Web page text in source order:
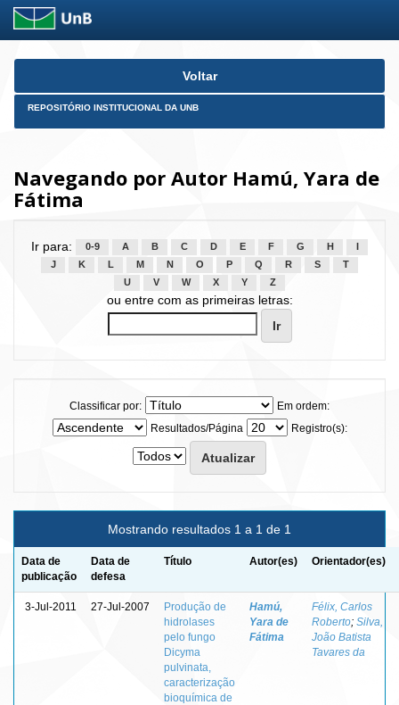
Skip
Voltar
REPOSITÓRIO INSTITUCIONAL DA UNB
Navegando por Autor Hamú, Yara de
Fátima
Ir para: 0-9 A B C D E F G H
J
K L M N O P Q R S
T
U
V W X Y Z
ou entre com as primeiras letras:
Classificar por:
Em ordem:
Resultados/Página
Registro(s):
Mostrando resultados 1 a 1 de 1
Data de
publicação
Data de
defesa
Título Autor(es) Orientador(es)
3-Jul-2011 27-Jul-2007
Produção de
hidrolases
pelo fungo
Dicyma
pulvinata,
caracterização
bioquímica de
Hamú,
Yara de
Fátima
Félix, Carlos
Roberto; Silva,
João Batista
Tavares da